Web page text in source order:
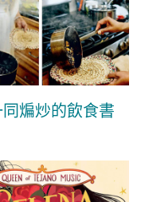
煸炒的飲食書